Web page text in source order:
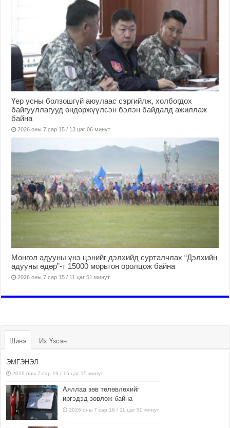
Үер усны болзошгүй аюулаас сэргийлж, холбогдох
байгууллагууд өндөржүүлсэн бэлэн байдалд ажиллаж
байна
2026 оны 7 сар 15 / 13 цаг 06 минут
Монгол адууны үнэ цэнийг дэлхийд сурталчлах “Дэлхийн
адууны өдөр”-т 15000 морьтон оролцож байна
2026 оны 7 сар 15 / 11 цаг 51 минут
Шинэ Их Үзсэн
ЭМГЭНЭЛ
2026 оны 7 сар 19 / 15 цаг 15 минут
Аяллаа зөв төлөвлөхийг
иргэдэд зөвлөж байна
2026 оны 7 сар 16 / 11 цаг 50 минут